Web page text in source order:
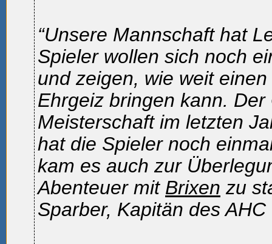
“Unsere Mannschaft hat
Spieler wollen sich noch
und zeigen, wie weit
Ehrgeiz bringen kann. Der
Meisterschaft im letzten
hat die Spieler noch
kam es auch zur
Abenteuer mit Brixen zu
Sparber, Kapitän des